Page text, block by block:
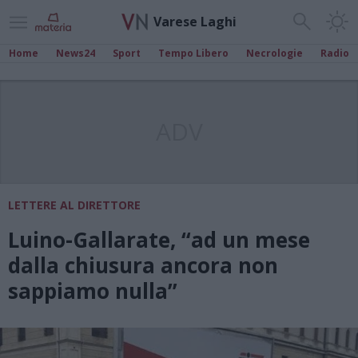
Varese Laghi
Home News24 Sport Tempo Libero Necrologie Radio
LETTERE AL DIRETTORE
Luino-Gallarate, “ad un mese
dalla chiusura ancora non
sappiamo nulla”